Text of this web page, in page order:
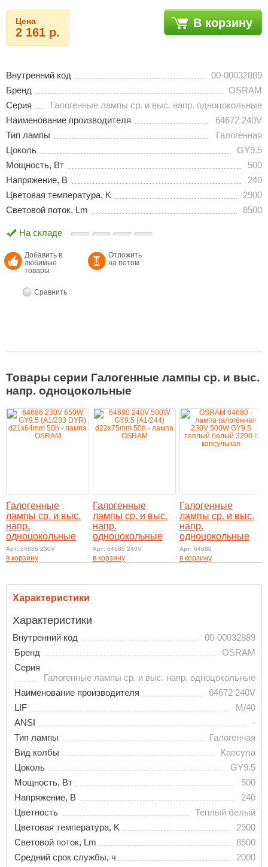
Цена
2 161 р.
В корзину
Внутренний код
00-00032889
Бренд
OSRAM
Серия
Галогенные лампы ср. и выс. напр. одноцокольные
Наименование производителя
64672 240V
Тип лампы
Галогенная
Цоколь
GY9.5
Мощность, Вт
500
Напряжение, В
240
Цветовая температура, K
2900
Световой поток, Lm
8500
На складе
Добавить в
любимые
товары
Отложить
на потом
Сравнить
Товары серии Галогенные лампы ср. и выс.
напр. одноцокольные
Галогенные
лампы ср. и выс.
напр.
одноцокольные
Арт: 64686 230V
в корзину
Галогенные
лампы ср. и выс.
напр.
одноцокольные
Арт: 64680 240V
в корзину
Галогенные
лампы ср. и выс.
напр.
одноцокольные
Арт: 64680
в корзину
Характеристики
Характеристики
Внутренний код
00-00032889
Бренд
OSRAM
Серия
Галогенные лампы ср. и выс. напр. одноцокольные
Наименование производителя
64672 240V
LIF
M/40
ANSI
-
Тип лампы
Галогенная
Вид колбы
Капсула
Цоколь
GY9.5
Мощность, Вт
500
Напряжение, В
240
Цветность
Теплый белый
Цветовая температура, K
2900
Световой поток, Lm
8500
Средний срок службы, ч
2000